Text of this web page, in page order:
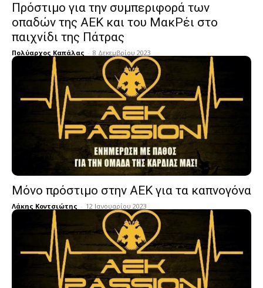
Πρόστιμο για την συμπεριφορά των
οπαδών της ΑΕΚ και του ΜακΡέι στο
παιχνίδι της Πάτρας
Πολύαρχος Καπάλας - 8 Δεκεμβρίου 2023
Μόνο πρόστιμο στην ΑΕΚ για τα καπνογόνα
Λάκης Κοντσιώτης - 12 Ιανουαρίου 2023